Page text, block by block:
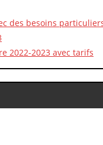
des besoins
2022-2023 avec tarifs